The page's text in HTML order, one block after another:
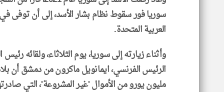
سوريا فور سقوط نظام بشار الأسد، إلى أن توفى
العربية المتحدة.
وأثناء زيارته إلى سوريا، يوم الثلاثاء، ولقائه رئيس
مليون يورو من الأموال 'غير المشروعة'، التي